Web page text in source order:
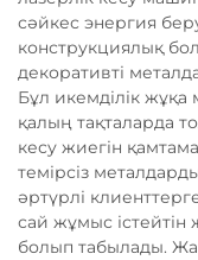
сәйкес энергия
конструкциялық
декоративті
Бұл икемділік
қалың тақталарда
кесу жиегін
темірсіз
әртүрлі
сай жұмыс істейтін
болып табылады.